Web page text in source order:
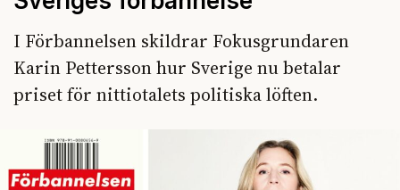
I Förbannelsen skildrar Fokusgrundaren
Karin Pettersson hur Sverige nu betalar
priset för nittiotalets politiska löften.